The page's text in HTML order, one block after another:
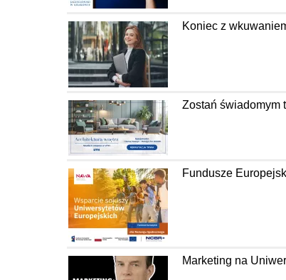
Koniec z
Zostań świadomym
Fundusze
Marketing na